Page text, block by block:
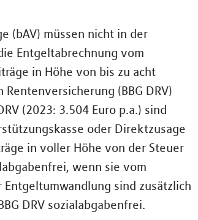
(bAV) müssen nicht in der
Entgeltabrechnung vom
in Höhe von bis zu acht
(BBG DRV)
(2023: 3.504 Euro p.a.) sind
oder Direktzusage
in voller Höhe von der Steuer
wenn sie vom
sind zusätzlich
DRV sozialabgabenfrei.